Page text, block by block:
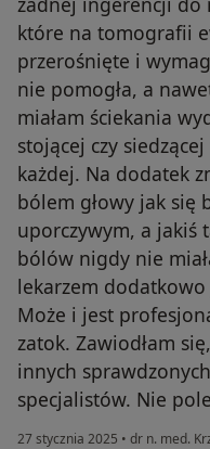
które na tomografii
przerośnięte i
nie pomogła, a
miałam ściekania
stojącej czy
każdej. Na dodatek
bólem głowy jak się
uporczywym, a jakiś
bólów nigdy nie
lekarzem
Może i jest
zatok. Zawiodłam
innych
specjalistów. Nie
27 stycznia 2025 • dr n. med.